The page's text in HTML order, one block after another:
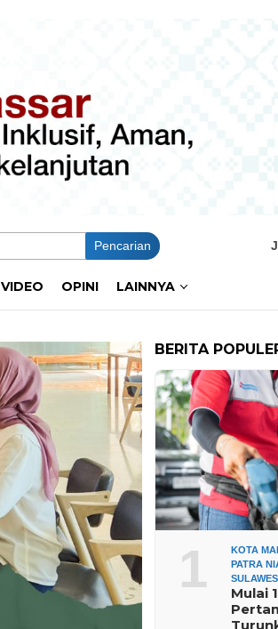
Pencarian
VIDEO OPINI LAINNYA
BERITA
1 KOTA
PATRA
Mulai